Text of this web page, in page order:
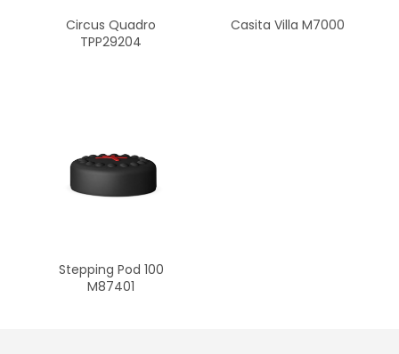
Circus Quadro
TPP29204
Casita Villa M7000
Stepping Pod 100
M87401